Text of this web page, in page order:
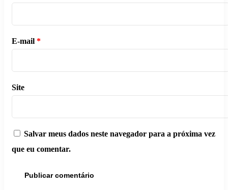
E-mail *
Site
Salvar meus dados neste navegador para a próxima vez
que eu comentar.